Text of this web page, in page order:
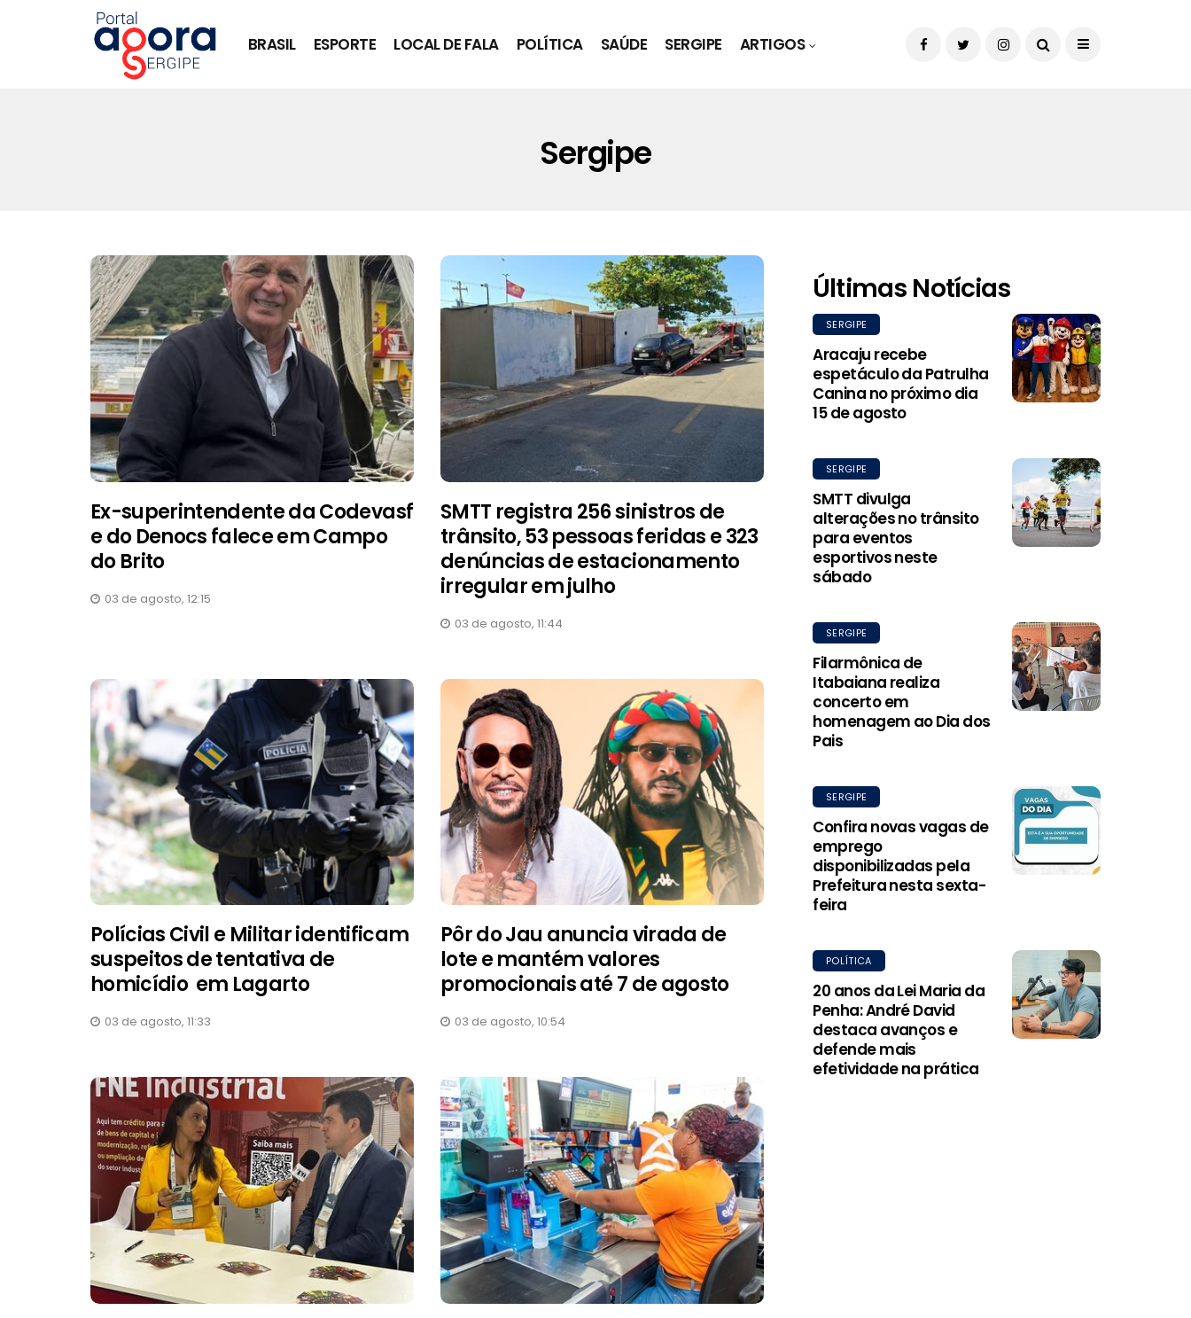
BRASIL ESPORTE LOCAL DE FALA POLÍTICA SAÚDE SERGIPE ARTIGOS
Sergipe
Ex-superintendente da Codevasf
e do Denocs falece em Campo
do Brito
03 de agosto, 12:15
SMTT registra 256 sinistros de
trânsito, 53 pessoas feridas e 323
denúncias de estacionamento
irregular em julho
03 de agosto, 11:44
Polícias Civil e Militar identificam
suspeitos de tentativa de
homicídio em Lagarto
03 de agosto, 11:33
Pôr do Jau anuncia virada de
lote e mantém valores
promocionais até 7 de agosto
03 de agosto, 10:54
Últimas Notícias
SERGIPE
Aracaju recebe
espetáculo da Patrulha
Canina no próximo dia
15 de agosto
SERGIPE
SMTT divulga
alterações no trânsito
para eventos
esportivos neste
sábado
SERGIPE
Filarmônica de
Itabaiana realiza
concerto em
homenagem ao Dia dos
Pais
SERGIPE
Confira novas vagas de
emprego
disponibilizadas pela
Prefeitura nesta sexta-
feira
POLÍTICA
20 anos da Lei Maria da
Penha: André David
destaca avanços e
defende mais
efetividade na prática